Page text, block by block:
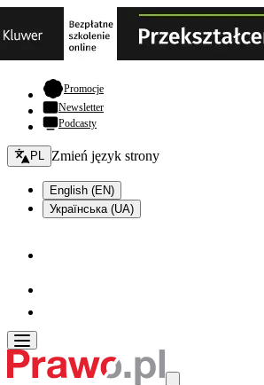
Promocje- otwiera się w nowej karcie
Newsletter
Podcasty
Zmień język - bieżący:
PL Zmień język strony
English (EN)
Українська (UA)